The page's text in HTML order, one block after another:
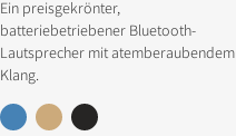
Ein preisgekrönter,
batteriebetriebener Bluetooth-
Lautsprecher mit atemberaubendem
Klang.